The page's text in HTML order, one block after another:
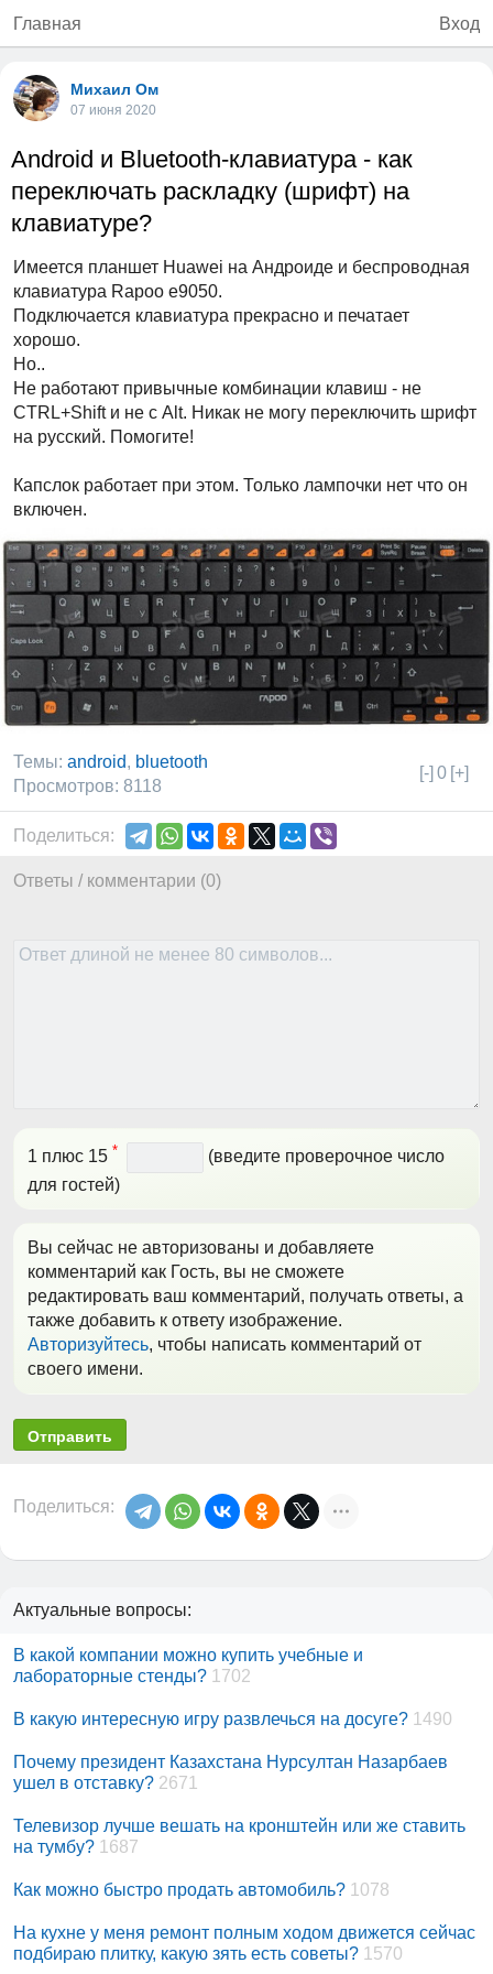
Главная Вход
Михаил Ом
07 июня 2020
Android и Bluetooth-клавиатура - как
переключать раскладку (шрифт) на
клавиатуре?
Имеется планшет Huawei на Aндроиде и беспроводная
клавиатура Rapoo e9050.
Подключается клавиатура прекрасно и печатает
хорошо.
Но..
Не работают привычные комбинации клавиш - не
CTRL+Shift и не с Alt. Никак не могу переключить шрифт
на русский. Помогите!
Капслок работает при этом. Только лампочки нет что он
включен.
[-] 0 [+]
Темы: android, bluetooth
Просмотров: 8118
Поделиться:
Ответы / комментарии (0)
1 плюс 15 *
(введите проверочное число
для гостей)
Вы сейчас не авторизованы и добавляете
комментарий как Гость, вы не сможете
редактировать ваш комментарий, получать ответы, а
также добавить к ответу изображение.
Авторизуйтесь, чтобы написать комментарий от
своего имени.
Отправить
Поделиться:
Актуальные вопросы:
В какой компании можно купить учебные и
лабораторные стенды? 1702
В какую интересную игру развлечься на досуге? 1490
Почему президент Казахстана Нурсултан Назарбаев
ушел в отставку? 2671
Телевизор лучше вешать на кронштейн или же ставить
на тумбу? 1687
Как можно быстро продать автомобиль? 1078
На кухне у меня ремонт полным ходом движется сейчас
подбираю плитку, какую зять есть советы? 1570